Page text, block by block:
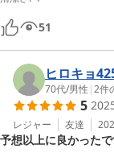
51
ヒロキョ
70代/男性 |2件
5
レジャー 友達
予想以上に良かったで